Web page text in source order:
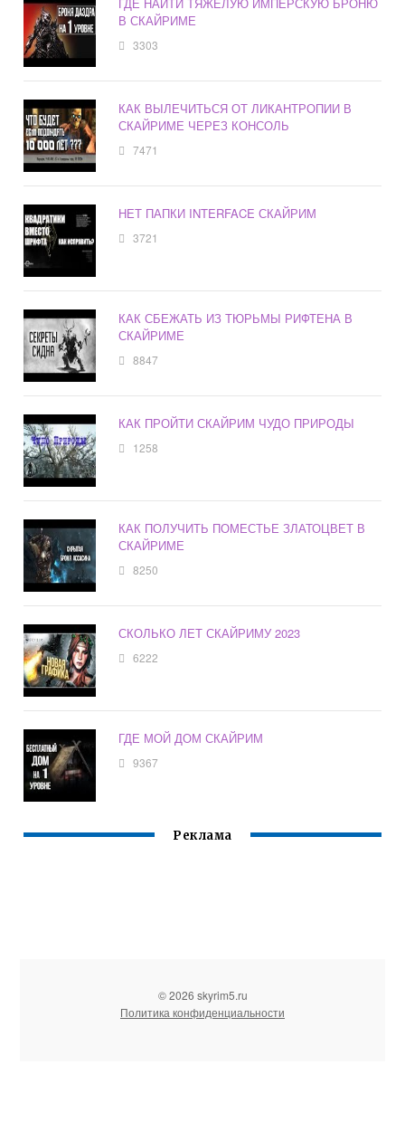
В СКАЙРИМЕ
3303
КАК ВЫЛЕЧИТЬСЯ ОТ ЛИКАНТРОПИИ В
СКАЙРИМЕ ЧЕРЕЗ КОНСОЛЬ
7471
НЕТ ПАПКИ INTERFACE СКАЙРИМ
3721
КАК СБЕЖАТЬ ИЗ ТЮРЬМЫ РИФТЕНА В
СКАЙРИМЕ
8847
КАК ПРОЙТИ СКАЙРИМ ЧУДО ПРИРОДЫ
1258
КАК ПОЛУЧИТЬ ПОМЕСТЬЕ ЗЛАТОЦВЕТ В
СКАЙРИМЕ
8250
СКОЛЬКО ЛЕТ СКАЙРИМУ 2023
6222
ГДЕ МОЙ ДОМ СКАЙРИМ
9367
Реклама
© 2026 skyrim5.ru
Политика конфиденциальности